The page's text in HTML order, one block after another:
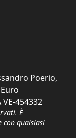
Poerio,
VE-454332
È
con qualsiasi